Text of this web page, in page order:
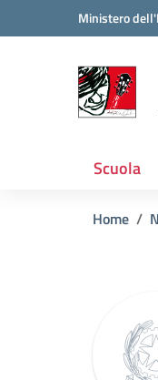
Vai ai contenuti
Vai al menu di navigazione
Ministero
Scuola
Home